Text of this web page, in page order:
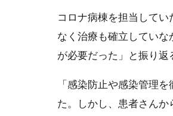
コロナ病棟を担当して
なく治療も確立してい
が必要だった」と振り返
「感染防止や感染管理
た。しかし、患者さん